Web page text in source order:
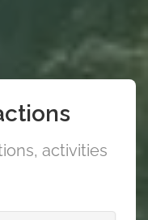
activities